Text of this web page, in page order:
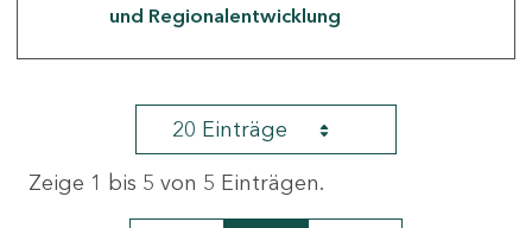
und Regionalentwicklung
20 Einträge
Zeige 1 bis 5 von 5 Einträgen.